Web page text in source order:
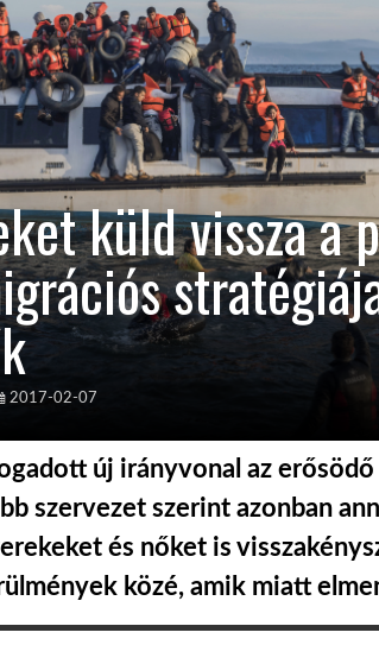
küld vissza a
2017-02-07
új irányvonal az
szervezet szerint azonban
és nőket is
közé, amik miatt